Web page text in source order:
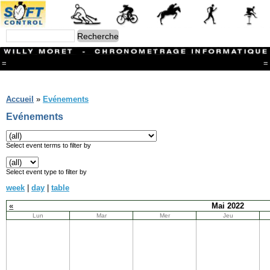
= =
Branches
CONTACT
Ski ALPIN
Triathlon
Ski Nordique
Courses à pieds
Athlétisme
Slalom In-Line
Caisse à savon
Coupe "Journal La Gruyère"
Accueil » Evénements
Evénements
Select event terms to filter by
Select event type to filter by
week | day | table
«
Mai 2022
Lun Mar Mer Jeu